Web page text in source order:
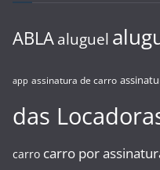
ABLA aluguel
app assinatura de carro
das
carro carro por